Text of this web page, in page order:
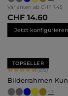
Varianten ab CHF 7.45
CHF 14.60
Jetzt konfigurieren
TOPSELLER
Durchschnittliche
(85)
Bilderrahmen
+7